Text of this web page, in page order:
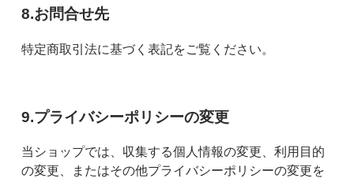
8.お問合せ先
特定商取引法に基づく表記をご覧ください。
9.プライバシーポリシーの変更
当ショップでは、収集する個人情報の変更、利用目的
の変更、またはその他プライバシーポリシーの変更を